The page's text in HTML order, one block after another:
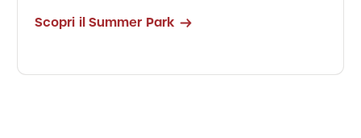
Scopri il Summer Park